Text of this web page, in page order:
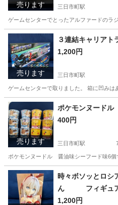
売ります 三日市町駅
ゲームセンターでとったアルファードのラ
大阪 河内長野市 三日市町駅
売ります
３連結キャリア
1,200円
三日市町駅
ゲームセンターで取りました。 箱に凹み
大阪 河内長野市 三日市町駅
売ります
ポケモンヌード
400円
三日市町駅
ポケモンヌードル 醤油味シーフード味6個
大阪 河内長野市 三日市町駅
時々ボソッとロシ
ん フィギュ
1,200円